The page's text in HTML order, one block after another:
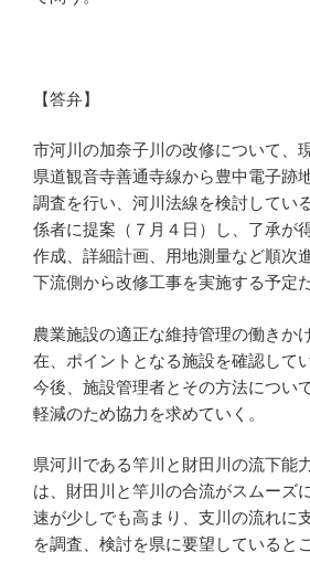
【答弁】
市河川の加奈子川の改修について、
県道観音寺善通寺線から豊中電子跡
調査を行い、河川法線を検討してい
係者に提案（７月４日）し、了承が
作成、詳細計画、用地測量など順次
下流側から改修工事を実施する予定だ
農業施設の適正な維持管理の働きか
在、ポイントとなる施設を確認して
今後、施設管理者とその方法につい
軽減のため協力を求めていく。
県河川である竿川と財田川の流下能
は、財田川と竿川の合流がスムーズ
速が少しでも高まり、支川の流れに
を調査、検討を県に要望していると